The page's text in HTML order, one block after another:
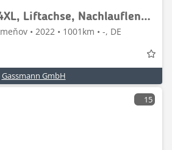
Doll LOGO H3L-14XL, Liftachse, Nachlauflenkachse,
• 2022 • 1001km • -, DE
Gassmann GmbH
15